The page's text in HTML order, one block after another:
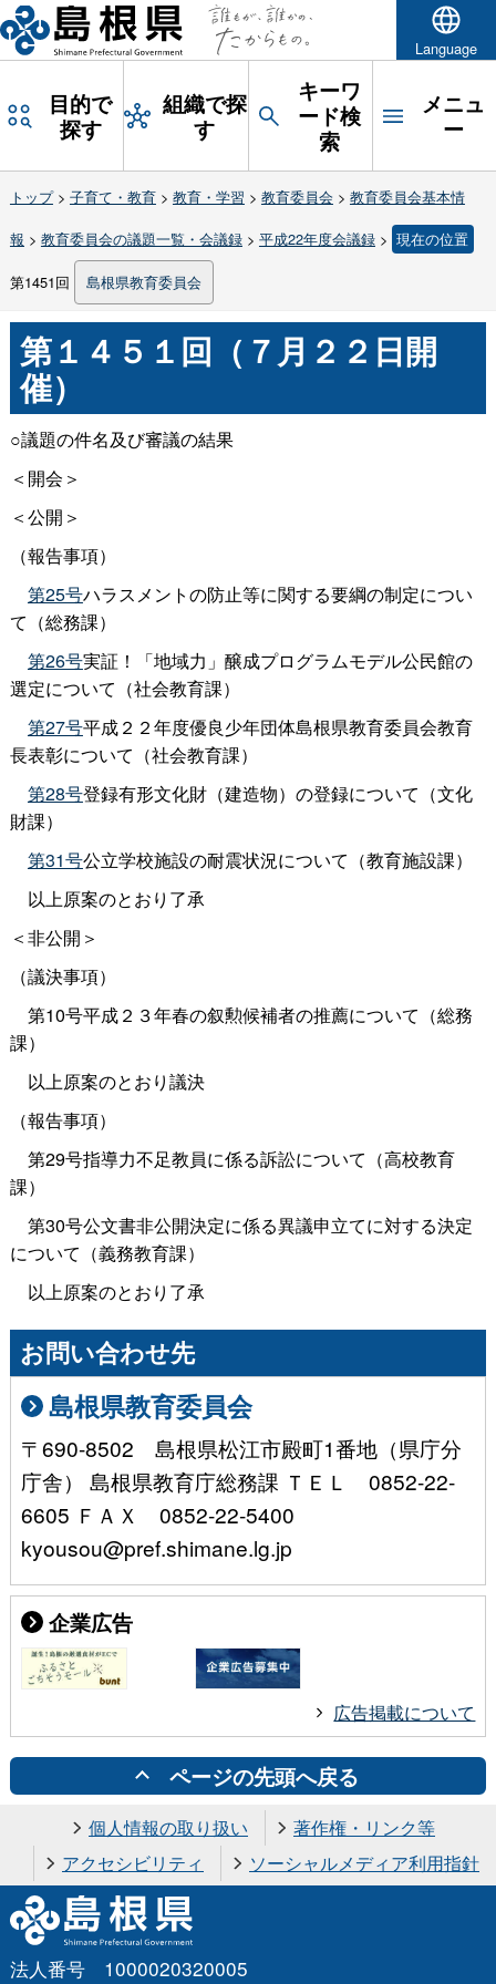
Language
目的で
探す
組織で探
す
キーワ
ード検
索
メニュ
ー
トップ> 子育て・教育> 教育・学習 > 教育委員会 > 教育委員会基本情
報 > 教育委員会の議題一覧・会議録> 平成22年度会議録> 現在の位置
第1451回 島根県教育委員会
第１４５１回（７月２２日開
催）
○議題の件名及び審議の結果
＜開会＞
＜公開＞
（報告事項）
第25号ハラスメントの防止等に関する要綱の制定につい
て（総務課）
第26号実証！「地域力」醸成プログラムモデル公民館の
選定について（社会教育課）
第27号平成２２年度優良少年団体島根県教育委員会教育
長表彰について（社会教育課）
第28号登録有形文化財（建造物）の登録について（文化
財課）
第31号公立学校施設の耐震状況について（教育施設課）
以上原案のとおり了承
＜非公開＞
（議決事項）
第10号平成２３年春の叙勲候補者の推薦について（総務
課）
以上原案のとおり議決
（報告事項）
第29号指導力不足教員に係る訴訟について（高校教育
課）
第30号公文書非公開決定に係る異議申立てに対する決定
について（義務教育課）
以上原案のとおり了承
お問い合わせ先
島根県教育委員会
〒690-8502 島根県松江市殿町1番地（県庁分
庁舎） 島根県教育庁総務課 ＴＥＬ 0852-22-
6605 ＦＡＸ 0852-22-5400
kyousou@pref.shimane.lg.jp
企業広告
広告掲載について
ページの先頭へ戻る
個人情報の取り扱い
著作権・リンク等
アクセシビリティ
ソーシャルメディア利用指針
法人番号 1000020320005